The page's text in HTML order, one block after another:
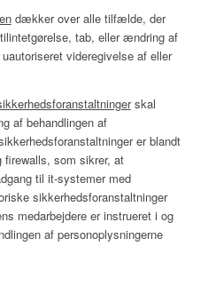
dækker over alle tilfælde, der
tab, eller ændring af
videregivelse af eller
skal
af behandlingen af
er blandt
firewalls, som sikrer, at
til it-systemer med
sikkerhedsforanstaltninger
medarbejdere er instrueret i og
af personoplysningerne